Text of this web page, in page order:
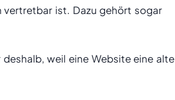
vertretbar ist. Dazu gehört sogar
weil eine Website eine alte